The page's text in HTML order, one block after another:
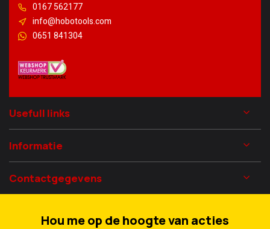
0167 562177
info@hobotools.com
0651 841304
Usefull links
Informatie
Contactgegevens
Hou me op de hoogte van acties